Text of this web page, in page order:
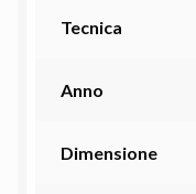
Tecnica
Anno
Dimensione